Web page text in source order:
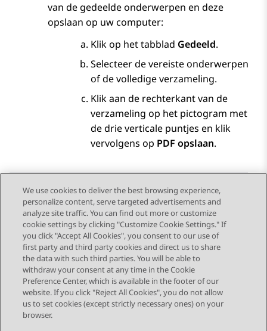
van de gedeelde onderwerpen en deze
opslaan op uw computer:
Klik op het tabblad Gedeeld.
Selecteer de vereiste onderwerpen
of de volledige verzameling.
Klik aan de rechterkant van de
verzameling op het pictogram met
de drie verticale puntjes en klik
vervolgens op PDF opslaan.
Send Feedback
Topic navigation
Vorig onderwerp Volgend onderwerp
STAY CONNECTED
We use cookies to deliver the best browsing experience,
personalize content, serve targeted advertisements and
analyze site traffic. You can find out more or customize
cookie settings by clicking "Customize Cookie Settings." If
you click "Accept All Cookies", you consent to our use of
first party and third party cookies and direct us to share
the data with such third parties. You will be able to
withdraw your consent at any time in the Cookie
Preference Center, which is available in the footer of our
website. If you click "Reject All Cookies", you do not allow
us to set cookies (except strictly necessary ones) on your
browser.